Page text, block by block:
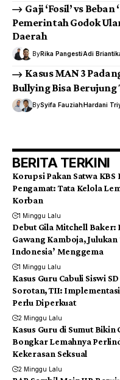
Gaji ‘Fosil’ vs
Pemerintah Godok
Daerah
ByRika PangestiAdi
Kasus MAN 3
Bullying Bisa
BySyifa FauziahHardani
BERITA TERKINI
Korupsi Pakan Satwa KBS
Pengamat: Tata Kelola
Korban
1 Minggu Lalu
Debut Gila Mitchell Baker:
Gawang Kamboja, Julukan
Indonesia’ Menggema
1 Minggu Lalu
Kasus Guru Cabuli Siswi
Sorotan, TII: Implementasi
Perlu Diperkuat
2 Minggu Lalu
Kasus Guru di Sumut Bikin
Bongkar Lemahnya
Kekerasan Seksual
2 Minggu Lalu